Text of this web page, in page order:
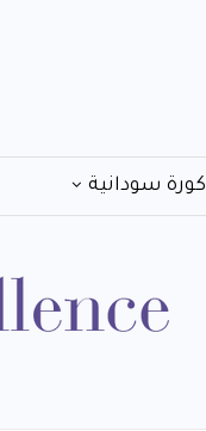
كورة سودانية